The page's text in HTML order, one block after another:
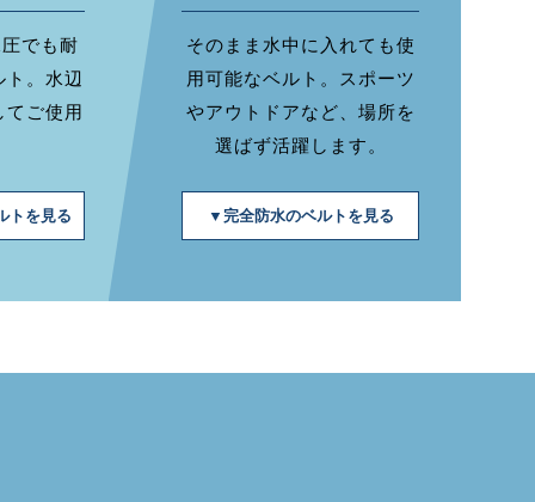
でも耐
。水辺
てご使用
トを見る
そのまま水中に入れても使
用可能なベルト。スポーツ
やアウトドアなど、場所を
選ばず活躍します。
▼完全防水のベルトを見る